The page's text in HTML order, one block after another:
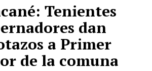
Tenientes
dan
a Primer
de la comuna